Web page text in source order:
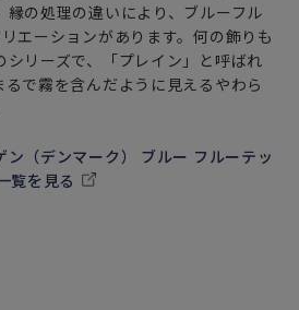
縁の処理の違いにより、ブルーフル
エーションがあります。何の飾りも
シリーズで、「プレイン」と呼ばれ
で霧を含んだように見えるやわら
ン（デンマーク） ブルー フルーテッ
覧を見る